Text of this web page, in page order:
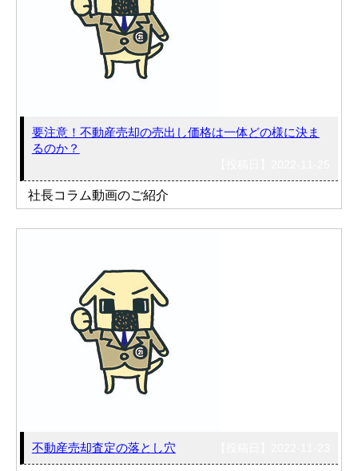
要注意！不動産売却の売出し価格は一体どの様に決ま
るのか？
社長コラム動画のご紹介
不動産売却査定の落とし穴